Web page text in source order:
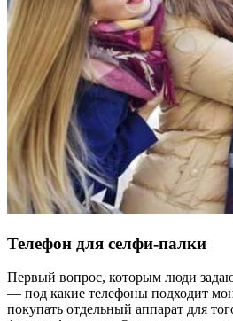
Телефон для селфи-палки
Первый вопрос, которым люди
— под какие телефоны подходит
покупать отдельный аппарат для